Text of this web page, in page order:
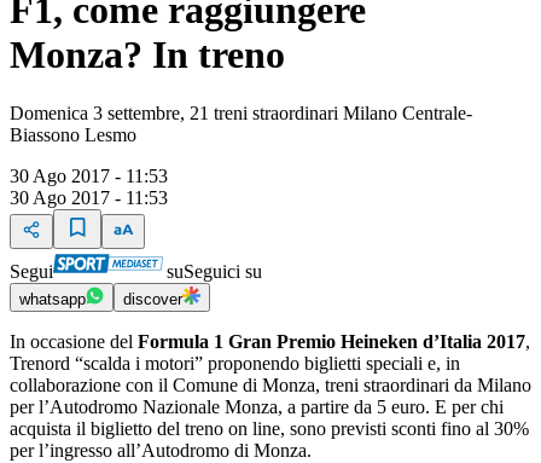
F1, come raggiungere
Monza? In treno
Domenica 3 settembre, 21 treni straordinari Milano Centrale-
Biassono Lesmo
30 Ago 2017 - 11:53
30 Ago 2017 - 11:53
Segui suSeguici su
whatsapp discover
In occasione del Formula 1 Gran Premio Heineken d’Italia 2017,
Trenord “scalda i motori” proponendo biglietti speciali e, in
collaborazione con il Comune di Monza, treni straordinari da Milano
per l’Autodromo Nazionale Monza, a partire da 5 euro. E per chi
acquista il biglietto del treno on line, sono previsti sconti fino al 30%
per l’ingresso all’Autodromo di Monza.